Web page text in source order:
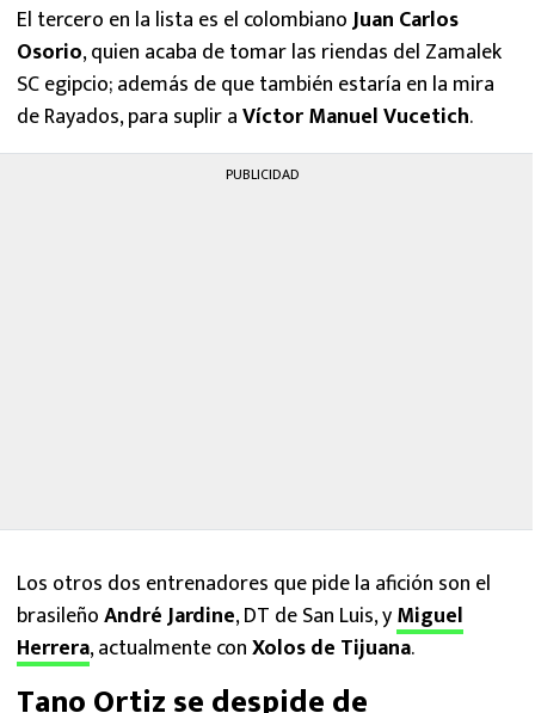
El tercero en la lista es el colombianoJuan Carlos
Osorio, quien acaba de tomar las riendas del Zamalek
SC egipcio; además de que también estaría en la mira
de Rayados, para suplir aVíctor Manuel Vucetich.
PUBLICIDAD
Los otros dos entrenadores que pide la afición son el
brasileñoAndré Jardine, DT de San Luis, yMiguel
Herrera, actualmente conXolos de Tijuana.